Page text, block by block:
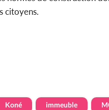
citoyens.
Koné immeuble